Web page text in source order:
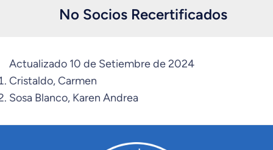
No Socios Recertificados
Actualizado 10 de Setiembre de 2024
Cristaldo, Carmen
Sosa Blanco, Karen Andrea